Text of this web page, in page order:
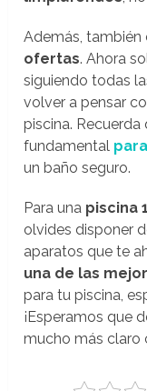
Además,
ofertas. Ahora
siguiendo todas
volver a pensar
piscina. Recuerda
fundamental
un baño seguro.
Para una piscina
olvides disponer
aparatos que te
una de las
para tu piscina,
¡Esperamos que
mucho más claro